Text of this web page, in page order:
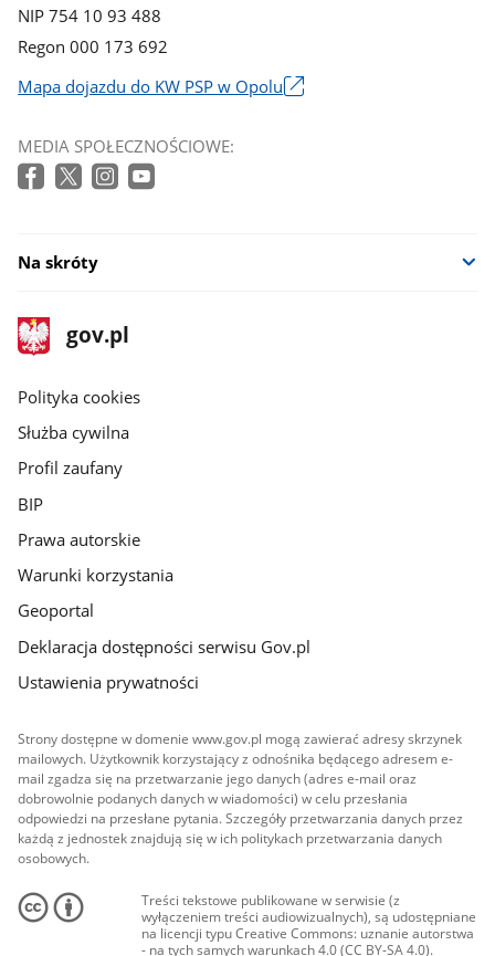
NIP 754 10 93 488
Regon 000 173 692
Mapa dojazdu do KW PSP w Opolu
się
w
MEDIA SPOŁECZNOŚCIOWE:
Na skróty
stopka
gov.pl
Strona
gov.pl
gov.pl
Polityka cookies
Służba cywilna
Profil zaufany
BIP
Prawa autorskie
Warunki korzystania
Geoportal
Deklaracja dostępności serwisu Gov.pl
Ustawienia prywatności
Strony dostępne w domenie www.gov.pl mogą zawierać adresy skrzynek
mailowych. Użytkownik korzystający z odnośnika będącego adresem e-
mail zgadza się na przetwarzanie jego danych (adres e-mail oraz
dobrowolnie podanych danych w wiadomości) w celu przesłania
odpowiedzi na przesłane pytania. Szczegóły przetwarzania danych przez
każdą z jednostek znajdują się w ich politykach przetwarzania danych
osobowych.
Treści tekstowe publikowane w serwisie (z
wyłączeniem treści audiowizualnych), są udostępniane
na licencji typu Creative Commons: uznanie autorstwa
- na tych samych warunkach 4.0 (CC BY-SA 4.0).